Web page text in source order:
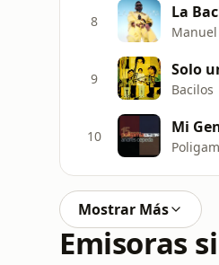
8 La
9 Solo
Bacilos
10 Mi
Mostrar Más
Emisoras